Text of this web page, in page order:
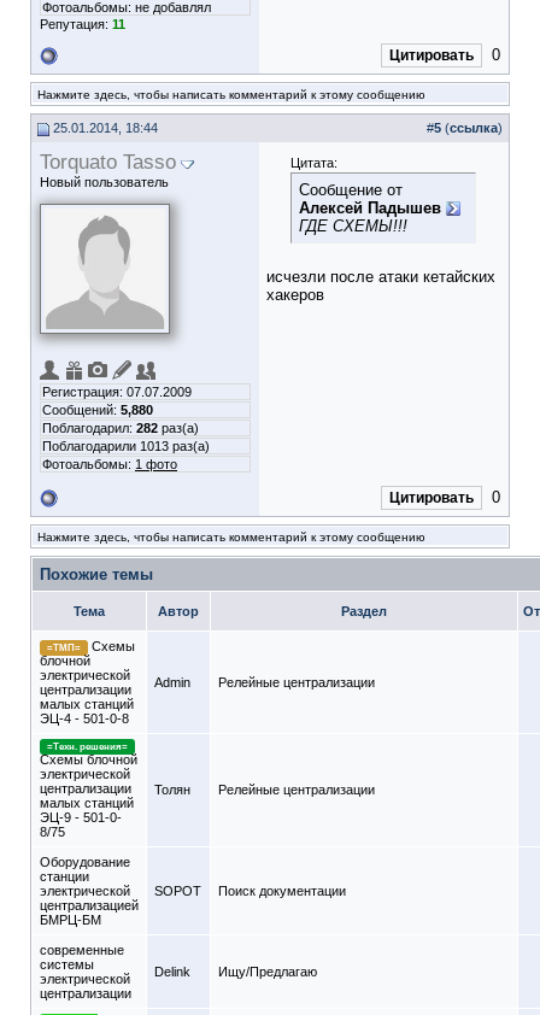
Фотоальбомы: не добавлял
Репутация: 11
Цитировать 0
Нажмите здесь, чтобы написать комментарий к этому сообщению
25.01.2014, 18:44 #5 (ссылка)
Torquato Tasso
Новый пользователь
Регистрация: 07.07.2009
Сообщений: 5,880
Поблагодарил: 282 раз(а)
Поблагодарили 1013 раз(а)
Фотоальбомы: 1 фото
Цитата:
Сообщение от
Алексей Падышев
ГДЕ СХЕМЫ!!!
исчезли после атаки кетайских
хакеров
Цитировать 0
Нажмите здесь, чтобы написать комментарий к этому сообщению
Похожие темы
Тема Автор Раздел
=ТМП=
Схемы
блочной
электрической
централизации
малых станций
ЭЦ-4 - 501-0-8
Admin Релейные централизации
=Техн. решения=
Схемы блочной
электрической
централизации
малых станций
ЭЦ-9 - 501-0-
8/75
Толян Релейные централизации
Оборудование
станции
электрической
централизацией
БМРЦ-БМ
SOPOT Поиск документации
современные
системы
электрической
централизации
Delink Ищу/Предлагаю